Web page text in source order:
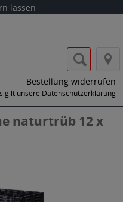
lassen
Bestellung widerrufen
gilt unsere Datenschutzerklärung
naturtrüb 12 x